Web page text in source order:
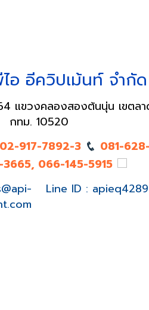
อ อีควิปเม้นท์ จำกัด
แขวงคลองสองต้นนุ่น เขตล
กทม. 10520
917-7892-3
081-
066-145-5915
Line ID : apieq4289